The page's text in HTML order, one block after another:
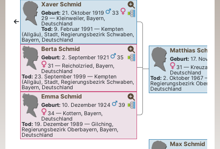
Verknüpfungen
Verknüpfungen
XaverSchmid
Geburt: 21. Oktober 1919
33
29 — Kleinweiler, Bayern,
Deutschland
Tod: 9. Februar 1991 — Kempten
(Allgäu), Stadt, Regierungsbezirk Schwaben,
Bayern, Deutschland
Verknüpfungen
Verknüpfungen
BertaSchmid
Geburt: 2. September 1921
35
31 — Reicholzried, Bayern,
Deutschland
Tod: 23. September 1999 — Kempten
(Allgäu), Stadt, Regierungsbezirk Schwaben,
Bayern, Deutschland
Verknüpfungen
Verknüpfungen
EmmaSchmid
Geburt: 10. Dezember 1924
39
34 — Kottern, Bayern,
Deutschland
Tod: 19. Dezember 1989 —Gilching,
Regierungsbezirk Oberbayern, Bayern,
Deutschland
Matthias Schmid
Geburt: 17.
31 —
Deutschland
Tod: 2. Oktober 1967—
Regierungsbezirk
Deutschland
Max Schmid